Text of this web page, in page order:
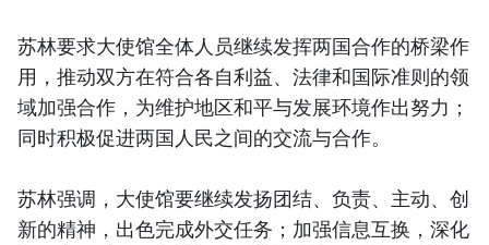
苏林要求大使馆全体人员继续发挥两国合作的桥梁作
用，推动双方在符合各自利益、法律和国际准则的领
域加强合作，为维护地区和平与发展环境作出努力；
同时积极促进两国人民之间的交流与合作。
苏林强调，大使馆要继续发扬团结、负责、主动、创
新的精神，出色完成外交任务；加强信息互换，深化